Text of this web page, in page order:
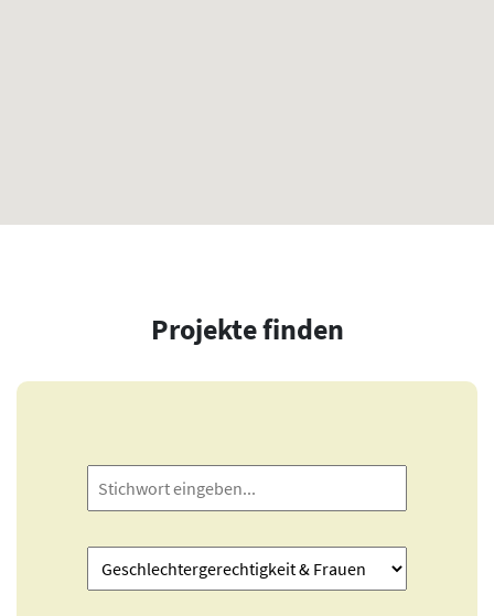
Projekte finden